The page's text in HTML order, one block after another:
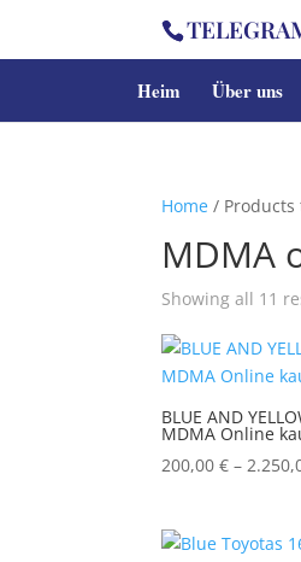
Heim Über uns
Home / Products
MDMA
Showing all 11
BLUE AND
MDMA Online
200,00€ –